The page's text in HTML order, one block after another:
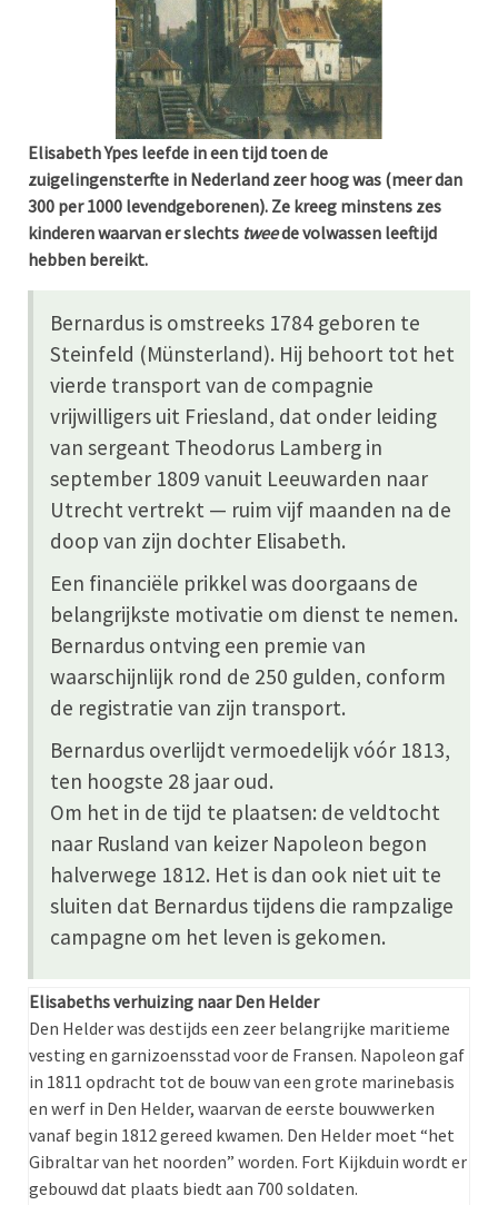
Elisabeth Ypes leefde in een tijd toen de
zuigelingensterfte in Nederland zeer hoog was (meer dan
300 per 1000 levendgeborenen). Ze kreeg minstens zes
kinderen waarvan er slechts tweede volwassen leeftijd
hebben bereikt.
Bernardus is omstreeks 1784 geboren te
Steinfeld (Münsterland). Hij behoort tot het
vierde transport van de compagnie
vrijwilligers uit Friesland, dat onder leiding
van sergeant Theodorus Lamberg in
september 1809 vanuit Leeuwarden naar
Utrecht vertrekt — ruim vijf maanden na de
doop van zijn dochter Elisabeth.
Een financiële prikkel was doorgaans de
belangrijkste motivatie om dienst te nemen.
Bernardus ontving een premie van
waarschijnlijk rond de 250 gulden, conform
de registratie van zijn transport.
Bernardus overlijdt vermoedelijk vóór 1813,
ten hoogste 28 jaar oud.
Om het in de tijd te plaatsen: de veldtocht
naar Rusland van keizer Napoleon begon
halverwege 1812. Het is dan ook niet uit te
sluiten dat Bernardus tijdens die rampzalige
campagne om het leven is gekomen.
Elisabeths verhuizing naar Den Helder
Den Helder was destijds een zeer belangrijke maritieme
vesting en garnizoensstad voor de Fransen. Napoleon gaf
in 1811 opdracht tot de bouw van een grote marinebasis
en werf in Den Helder, waarvan de eerste bouwwerken
vanaf begin 1812 gereed kwamen. Den Helder moet “het
Gibraltar van het noorden” worden. Fort Kijkduin wordt er
gebouwd dat plaats biedt aan 700 soldaten.